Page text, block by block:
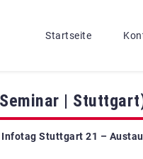
Startseite
|
Infotag Stuttgart 21 –